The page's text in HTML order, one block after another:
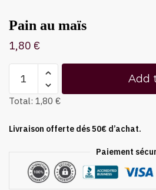
Pain au maïs
1,80 €
Add
Total: 1,80 €
Livraison offerte dés 50€ d’achat.
Paiement